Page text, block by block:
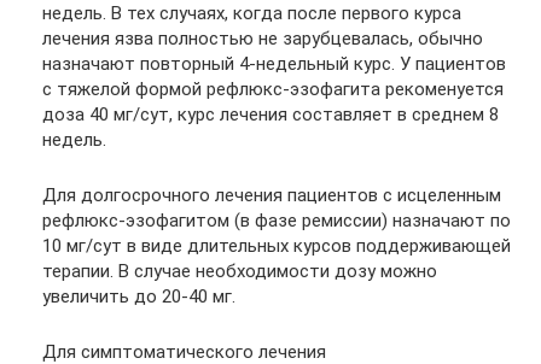
недель. В тех случаях, когда после первого курса
лечения язва полностью не зарубцевалась, обычно
назначают повторный 4-недельный курс. У пациентов
с тяжелой формой рефлюкс-эзофагита рекоменуется
доза 40 мг/сут, курс лечения составляет в среднем 8
недель.
Для долгосрочного лечения пациентов с исцеленным
рефлюкс-эзофагитом (в фазе ремиссии) назначают по
10 мг/сут в виде длительных курсов поддерживающей
терапии. В случае необходимости дозу можно
увеличить до 20-40 мг.
Для симптоматического лечения